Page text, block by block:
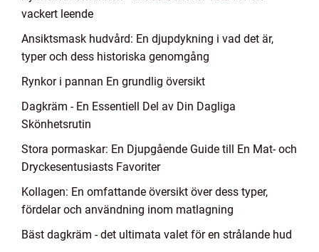
vackert leende
Ansiktsmask hudvård: En djupdykning i vad det är,
typer och dess historiska genomgång
Rynkor i pannan En grundlig översikt
Dagkräm - En Essentiell Del av Din Dagliga
Skönhetsrutin
Stora pormaskar: En Djupgående Guide till En Mat- och
Dryckesentusiasts Favoriter
Kollagen: En omfattande översikt över dess typer,
fördelar och användning inom matlagning
Bäst dagkräm - det ultimata valet för en strålande hud